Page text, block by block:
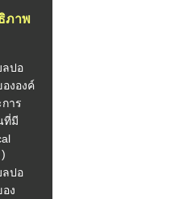
ภาพ
ลปอ
งองค์
าร
ที่มี
ลปอ
ง